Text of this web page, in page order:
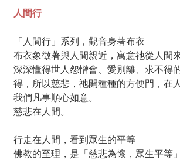
人間行
「人間行」系列，觀音身著布衣
布衣象徵著與人間親近，寓意祂從人間
深深懂得世人怨憎會、愛別離、求不得
得，所以慈悲，祂開種種的方便門，在
我們凡事順心如意。
慈悲在人間。
行走在人間，看到眾生的平等
佛教的至理，是「慈悲為懷，眾生平等